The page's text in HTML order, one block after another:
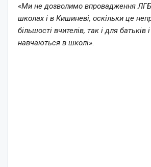
«Ми не дозволимо впровадження
школах і в Кишиневі, оскільки це
більшості вчителів, так і для батьків
навчаються в школі».